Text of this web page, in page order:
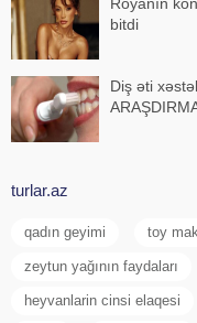
bitdi
Diş əti
turlar.az
qadın geyimi toy
zeytun yağının faydaları
heyvanlarin cinsi elaqesi